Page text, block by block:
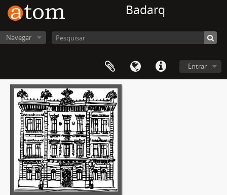
Badarq
Navegar
Entrar